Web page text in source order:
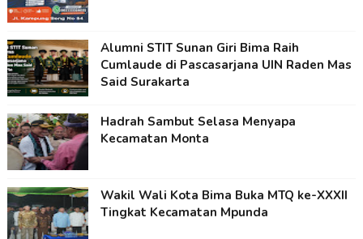
Alumni STIT Sunan Giri Bima Raih
Cumlaude di Pascasarjana UIN Raden Mas
Said Surakarta
Hadrah Sambut Selasa Menyapa
Kecamatan Monta
Wakil Wali Kota Bima Buka MTQ ke-XXXII
Tingkat Kecamatan Mpunda